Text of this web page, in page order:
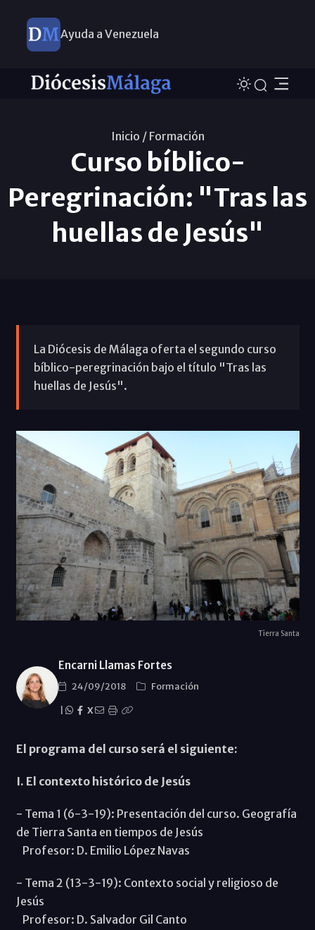
Ayuda a Venezuela
Inicio / Formación
Curso bíblico-
Peregrinación: "Tras las
huellas de Jesús"
La Diócesis de Málaga oferta el segundo curso
bíblico-peregrinación bajo el título "Tras las
huellas de Jesús".
Tierra Santa
Encarni Llamas Fortes
24/09/2018
Formación
X
El programa del curso será el siguiente:
I. El contexto histórico de Jesús
- Tema 1 (6-3-19): Presentación del curso. Geografía
de Tierra Santa en tiempos de Jesús
Profesor: D. Emilio López Navas
- Tema 2 (13-3-19): Contexto social y religioso de
Jesús
Profesor: D. Salvador Gil Canto